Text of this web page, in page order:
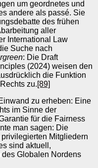
um geordnetes und
andere als passé. Sie
des frühen
aller
International Law
Suche nach
: Die Draft
(2024) weisen den
die Funktion
zu.[89]
zu erheben: Eine
im Sinne der
für die Fairness
man sagen: Die
Mitgliedern
sind aktuell,
Globalen Nordens